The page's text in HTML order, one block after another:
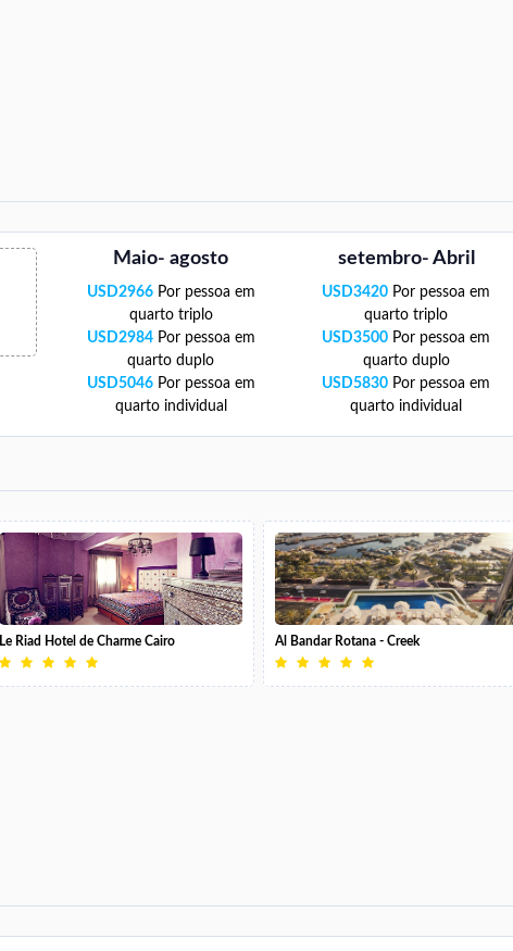
Maio- agosto
USD2966Por pessoa em
quarto triplo
USD2984Por pessoa em
quarto duplo
USD5046Por pessoa em
quarto individual
setembro- Abril
USD3420 Por pessoa em
quarto triplo
USD3500 Por pessoa em
quarto duplo
USD5830 Por pessoa em
quarto individual
Le Riad Hotel de Charme Cairo Al Bandar Rotana - Creek